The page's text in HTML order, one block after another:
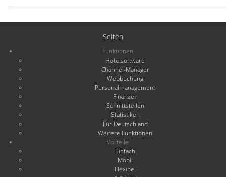
Seiten
Funktionen
Hotelsoftware
Channel-Manager
Webbuchung
Personalmanagement
Finanzen
Schnittstellen
Statistiken
Für Deutschland
Weitere Funktionen
Vorteile
Einfach
Mobil
Flexibel